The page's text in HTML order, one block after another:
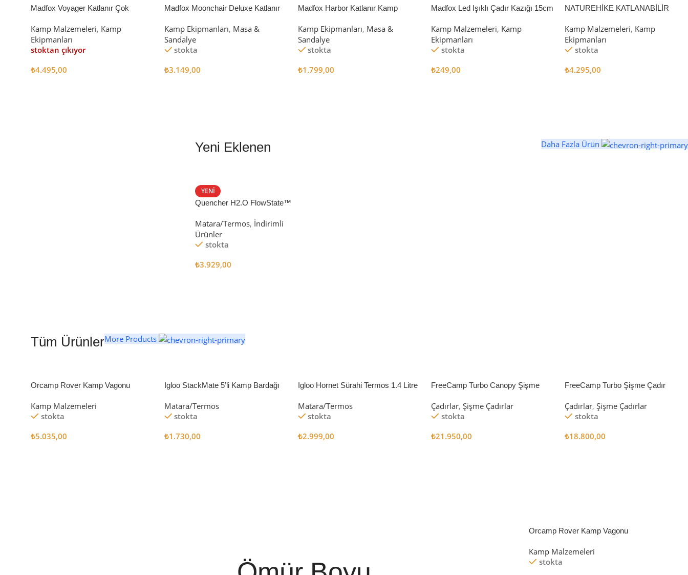
Madfox Voyager Katlanır Çok
BLACK
Kamp Malzemeleri, Kamp
Ekipmanları
stoktan çıkıyor
₺4.495,00
Madfox Moonchair Deluxe Katlanır
Kamp Ekipmanları, Masa &
Sandalye
stokta
₺3.149,00
Madfox Harbor Katlanır Kamp
Kamp Ekipmanları, Masa &
Sandalye
stokta
₺1.799,00
Madfox Led Işıklı Çadır Kazığı 15cm
Kamp Malzemeleri, Kamp
Ekipmanları
stokta
₺249,00
NATUREHİKE KATLANABİLİR
Kamp Malzemeleri, Kamp
Ekipmanları
stokta
₺4.295,00
Yeni Eklenen Daha Fazla Ürün
YENI
Quencher H2.O FlowState™
Matara/Termos, İndirimli
Ürünler
stokta
₺3.929,00
Tüm ÜrünlerMore Products
Orcamp Rover Kamp Vagonu
Kamp Malzemeleri
stokta
₺5.035,00
Igloo StackMate 5’li Kamp Bardağı
Matara/Termos
stokta
₺1.730,00
Igloo Hornet Sürahi Termos 1.4 Litre
Matara/Termos
stokta
₺2.999,00
FreeCamp Turbo Canopy Şişme
Çadırlar, Şişme Çadırlar
stokta
₺21.950,00
FreeCamp Turbo Şişme Çadır
Çadırlar, Şişme Çadırlar
stokta
₺18.800,00
Orcamp Rover Kamp Vagonu
Kamp Malzemeleri
stokta